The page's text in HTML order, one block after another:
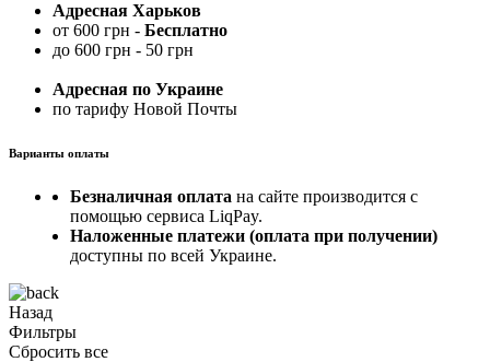
Адресная Харьков
от 600 грн - Бесплатно
до 600 грн - 50 грн
Адресная по Украине
по тарифу Новой Почты
Варианты оплаты
Безналичная оплата на сайте производится с
помощью сервиса LiqPay.
Наложенные платежи (оплата при получении)
доступны по всей Украине.
Назад
Фильтры
Сбросить все